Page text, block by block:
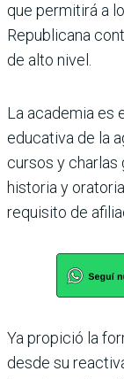
que permitirá a
Republicana
de alto nivel.
La academia es
edu­cativa de la
cursos y
historia y
requisito de
Ya propició la
desde su